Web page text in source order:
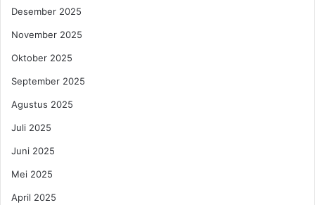
S
K
N
g
e
i
a
a
a
t
i
a
R
O
a
Desember 2025
November 2025
Oktober 2025
September 2025
Agustus 2025
Juli 2025
Juni 2025
Mei 2025
April 2025